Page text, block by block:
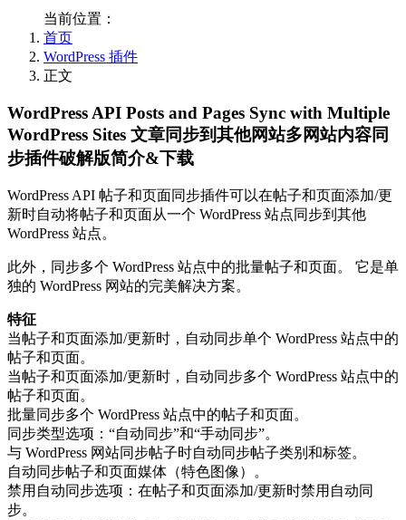
当前位置：
首页
WordPress 插件
正文
WordPress API Posts and Pages Sync with Multiple
WordPress Sites 文章同步到其他网站多网站内容同
步插件破解版简介&下载
WordPress API 帖子和页面同步插件可以在帖子和页面添加/更
新时自动将帖子和页面从一个 WordPress 站点同步到其他
WordPress 站点。
此外，同步多个 WordPress 站点中的批量帖子和页面。 它是单
独的 WordPress 网站的完美解决方案。
特征
当帖子和页面添加/更新时，自动同步单个 WordPress 站点中的
帖子和页面。
当帖子和页面添加/更新时，自动同步多个 WordPress 站点中的
帖子和页面。
批量同步多个 WordPress 站点中的帖子和页面。
同步类型选项：“自动同步”和“手动同步”。
与 WordPress 网站同步帖子时自动同步帖子类别和标签。
自动同步帖子和页面媒体（特色图像）。
禁用自动同步选项：在帖子和页面添加/更新时禁用自动同
步。